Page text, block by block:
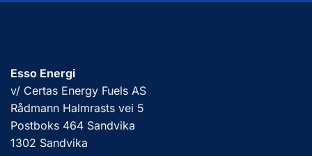
Esso Energi
v/ Certas Energy Fuels AS
Rådmann Halmrasts vei 5
Postboks 464 Sandvika
1302 Sandvika